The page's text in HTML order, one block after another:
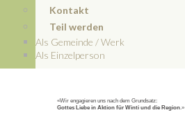
Kontakt
Teil werden
Als Gemeinde / Werk
Als Einzelperson
«Wir engagieren uns nach dem Grundsatz:
Gottes Liebe in Aktion für Winti und die Region.»